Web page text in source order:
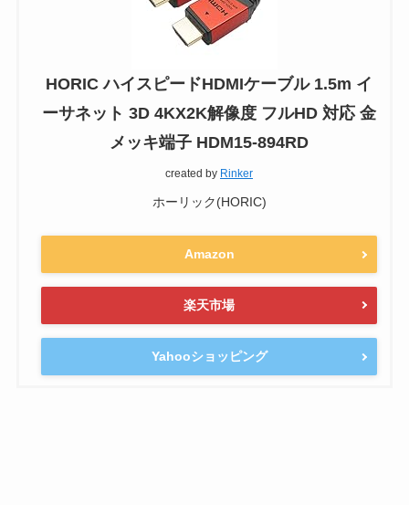
HORIC ハイスピードHDMIケーブル 1.5m イ
ーサネット 3D 4KX2K解像度 フルHD 対応 金
メッキ端子 HDM15-894RD
created by Rinker
ホーリック(HORIC)
Amazon
楽天市場
Yahooショッピング